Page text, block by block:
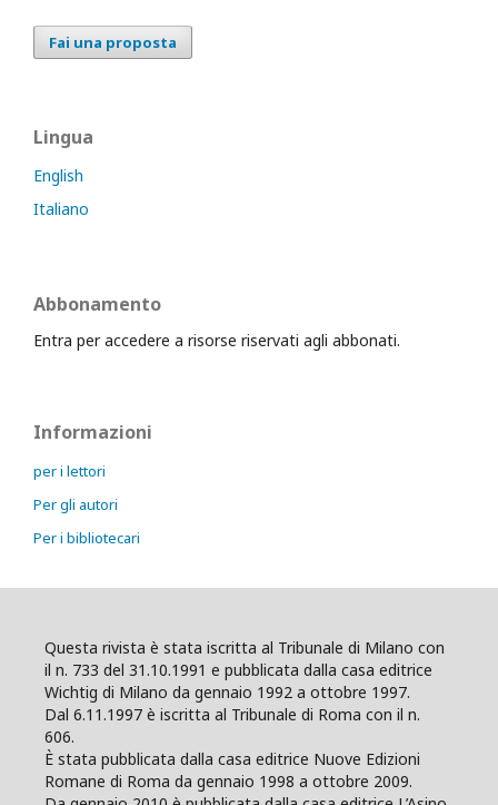
Fai una proposta
Lingua
English
Italiano
Abbonamento
Entra per accedere a risorse riservati agli abbonati.
Informazioni
per i lettori
Per gli autori
Per i bibliotecari
Questa rivista è stata iscritta al Tribunale di Milano con
il n. 733 del 31.10.1991 e pubblicata dalla casa editrice
Wichtig di Milano da gennaio 1992 a ottobre 1997.
Dal 6.11.1997 è iscritta al Tribunale di Roma con il n.
606.
È stata pubblicata dalla casa editrice Nuove Edizioni
Romane di Roma da gennaio 1998 a ottobre 2009.